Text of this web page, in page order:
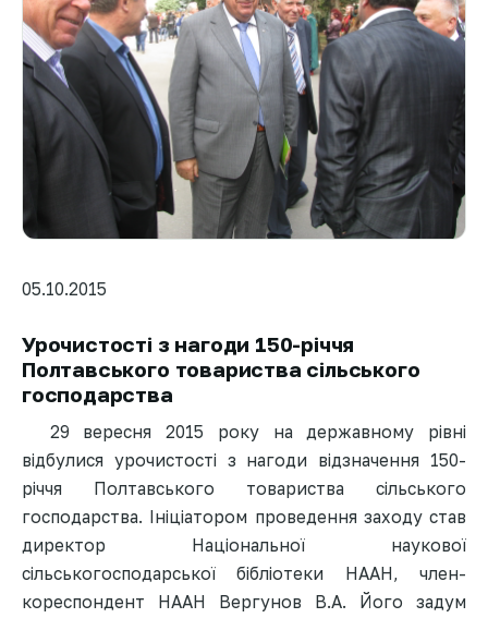
05.10.2015
Урочистості з нагоди 150-річчя
Полтавського товариства сільського
господарства
29 вересня 2015 року на державному рівні
відбулися урочистості з нагоди відзначення 150-
річчя Полтавського товариства сільського
господарства. Ініціатором проведення заходу став
директор Національної наукової
сільськогосподарської бібліотеки НААН, член-
кореспондент НААН Вергунов В.А. Його задум